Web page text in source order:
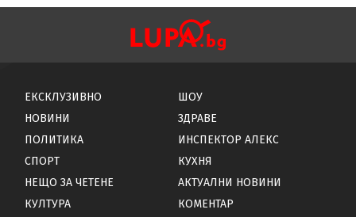
ЕКСКЛУЗИВНО
НОВИНИ
ПОЛИТИКА
СПОРТ
НЕЩО ЗА ЧЕТЕНЕ
КУЛТУРА
ШОУ
ЗДРАВЕ
ИНСПЕКТОР АЛЕКС
КУХНЯ
АКТУАЛНИ НОВИНИ
КОМЕНТАР